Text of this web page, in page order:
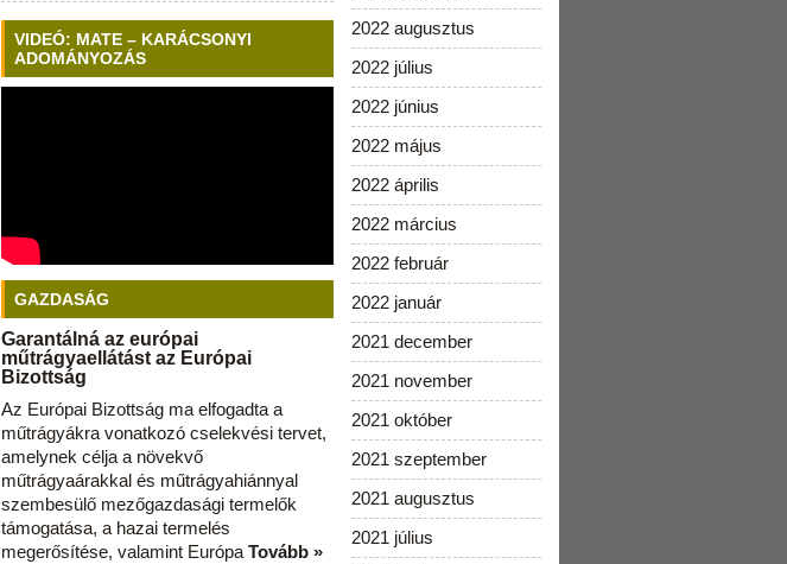
VIDEÓ: MATE – KARÁCSONYI
ADOMÁNYOZÁS
GAZDASÁG
Garantálná az európai
műtrágyaellátást az Európai
Bizottság
Az Európai Bizottság ma elfogadta a
műtrágyákra vonatkozó cselekvési tervet,
amelynek célja a növekvő
műtrágyaárakkal és műtrágyahiánnyal
szembesülő mezőgazdasági termelők
támogatása, a hazai termelés
megerősítése, valamint Európa Tovább »
2022 augusztus
2022 július
2022 június
2022 május
2022 április
2022 március
2022 február
2022 január
2021 december
2021 november
2021 október
2021 szeptember
2021 augusztus
2021 július